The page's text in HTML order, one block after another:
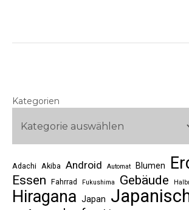
Kategorien
Adachi Akiba Android Automat Blumen
Essen Fahrrad Fukushima Gebäude
Hiragana Japan